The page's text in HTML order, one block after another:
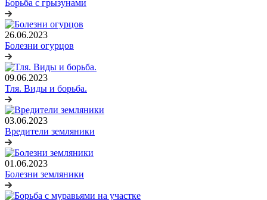
Борьба с грызунами
26.06.2023
Болезни огурцов
09.06.2023
Тля. Виды и борьба.
03.06.2023
Вредители земляники
01.06.2023
Болезни земляники